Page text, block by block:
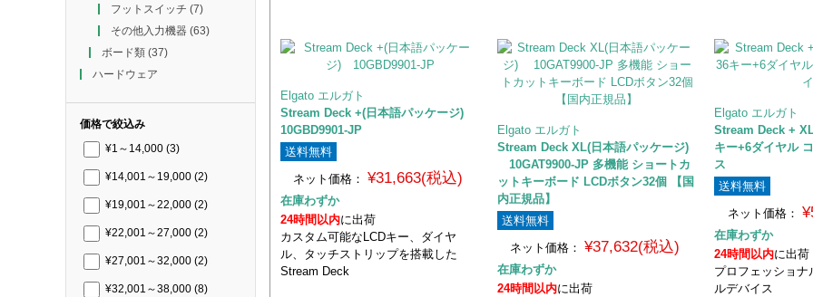
フットスイッチ (7)
その他入力機器(63)
ボード類(37)
ハードウェア
価格で絞込み
¥1～14,000 (3)
¥14,001～19,000 (2)
¥19,001～22,000 (2)
¥22,001～27,000 (2)
¥27,001～32,000 (2)
¥32,001～38,000 (8)
Elgato エルガト
Stream Deck +(日本語パッケージ)
10GBD9901-JP
送料無料
ネット価格：
¥31,663(税込)
在庫わずか
24時間以内に出荷
カスタム可能なLCDキー、ダイヤ
ル、タッチストリップを搭載した
Stream Deck
Elgato エルガト
Stream Deck XL(日本語パッケージ)
10GAT9900-JP 多機能 ショートカ
ットキーボード LCDボタン32個 【国
内正規品】
送料無料
ネット価格：
¥37,632(税込)
在庫わずか
24時間以内に出荷
Elgato エルガト
Stream Deck +
キー+6ダイヤル
ス
送料無料
ネット価格：
在庫わずか
24時間以内に出荷
プロフェッショナ
ルデバイス